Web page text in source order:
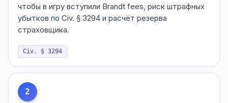
чтобы в игру вступили Brandt fees, риск штрафных
убытков по Civ. § 3294 и расчёт резерва
страховщика.
Civ. § 3294
2